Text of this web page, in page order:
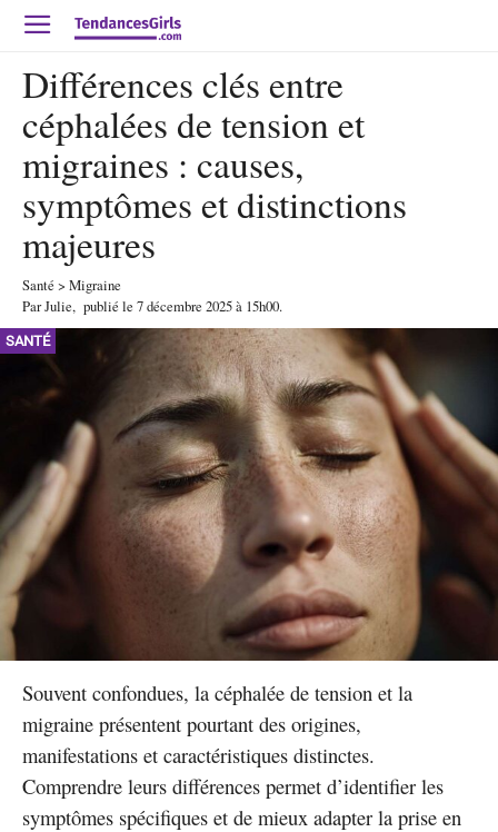
Différences clés entre
céphalées de tension et
migraines : causes,
symptômes et distinctions
majeures
Santé > Migraine
ParJulie, publié le 7 décembre 2025à 15h00.
SANTÉ
Souvent confondues, la céphalée de tension et la
migraine présentent pourtant des origines,
manifestations et caractéristiques distinctes.
Comprendre leurs différences permet d’identifier les
symptômes spécifiques et de mieux adapter la prise en